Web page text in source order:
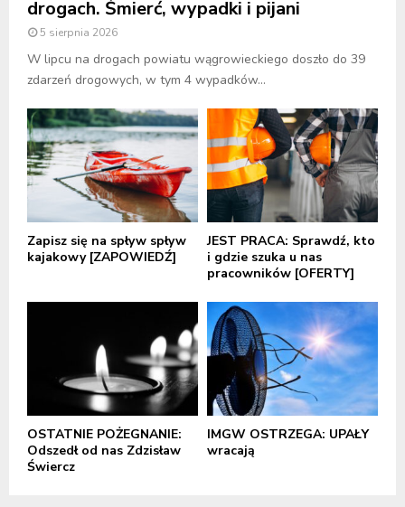
drogach. Śmierć, wypadki i pijani
5 sierpnia 2026
W lipcu na drogach powiatu wągrowieckiego doszło do 39
zdarzeń drogowych, w tym 4 wypadków...
Zapisz się na spływ spływ
kajakowy [ZAPOWIEDŹ]
JEST PRACA: Sprawdź, kto
i gdzie szuka u nas
pracowników [OFERTY]
OSTATNIE POŻEGNANIE:
Odszedł od nas Zdzisław
Świercz
IMGW OSTRZEGA: UPAŁY
wracają